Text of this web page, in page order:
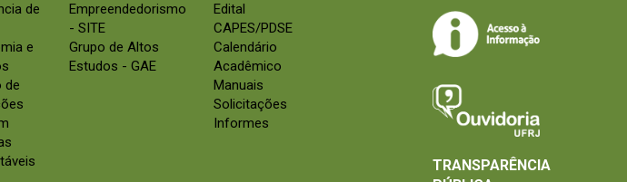
de
e
de
Empreendedorismo
- SITE
Grupo de Altos
Estudos - GAE
Edital
CAPES/PDSE
Calendário
Acadêmico
Manuais
Solicitações
Informes
TRANSPARÊNCIA